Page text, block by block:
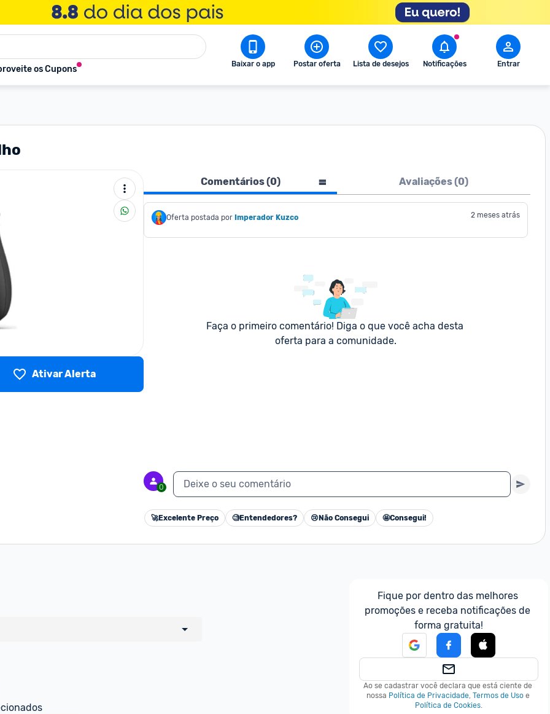
os Cupons Baixar o app Postar oferta Lista de desejos Notificações Entrar
Ativar Alerta
Comentários (0) Avaliações (0)
Oferta postada por Imperador Kuzco 2 meses atrás
Faça o primeiro comentário! Diga o que você acha desta
oferta para a comunidade.
0 Deixe o seu comentário
🚀Excelente Preço 🧐Entendedores? 😢 Não Consegui 🤩Consegui!
um marketplace, nós indicamos no
sinalizamos através da tag
Fique por dentro das melhores
promoções e receba notificações de
forma gratuita!
Ao se cadastrar você declara que está ciente de
nossa Política de Privacidade, Termos de Uso e
Política de Cookies.